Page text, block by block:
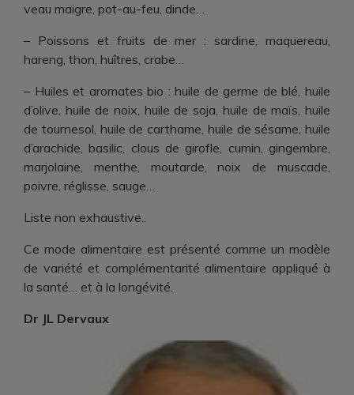
veau maigre, pot-au-feu, dinde…
– Poissons et fruits de mer : sardine, maquereau,
hareng, thon, huîtres, crabe…
– Huiles et aromates bio : huile de germe de blé, huile
d’olive, huile de noix, huile de soja, huile de maïs, huile
de tournesol, huile de carthame, huile de sésame, huile
d’arachide, basilic, clous de girofle, cumin, gingembre,
marjolaine, menthe, moutarde, noix de muscade,
poivre, réglisse, sauge…
Liste non exhaustive..
Ce mode alimentaire est présenté comme un modèle
de variété et complémentarité alimentaire appliqué à
la santé… et à la longévité.
Dr JL Dervaux